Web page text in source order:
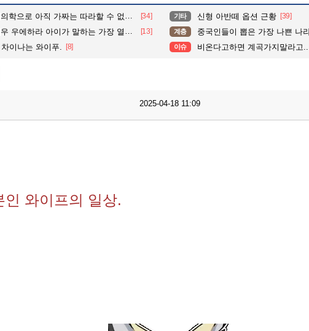
으로 아직 가짜는 따라할 수 없는 움직임. [34] 기타 신형 아반떼 옵션 근황 [39]
에하라 아이가 말하는 가장 열심히 한 작품. [13] 계층 중국인들이 뽑은 가장 나쁜 나
이나는 와이푸. [8] 이슈 비온다고하면 계곡가지말라고..
2025-04-18 11:09
인 와이프의 일상.